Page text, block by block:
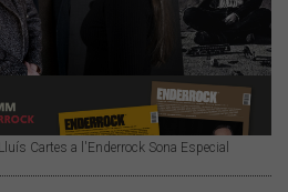
Cartes a l'Enderrock Sona Especial